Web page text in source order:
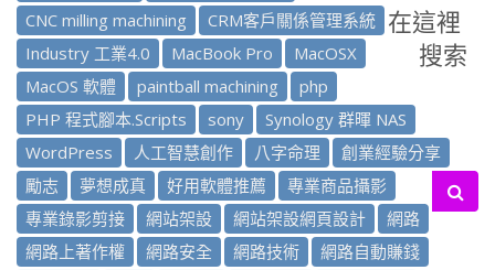
CNC milling machining
CRM客戶關係管理系統
Industry 工業4.0
MacBook Pro
MacOSX
MacOS 軟體
paintball machining
php
PHP 程式腳本.Scripts
sony
Synology 群暉 NAS
WordPress
人工智慧創作 八字命理
創業經驗分享
勵志
夢想成真 好用軟體推薦
專業商品攝影
專業錄影剪接
網站架設 網站架設網頁設計
網路
網路上著作權
網路安全 網路技術
網路自動賺錢
在這裡
搜索